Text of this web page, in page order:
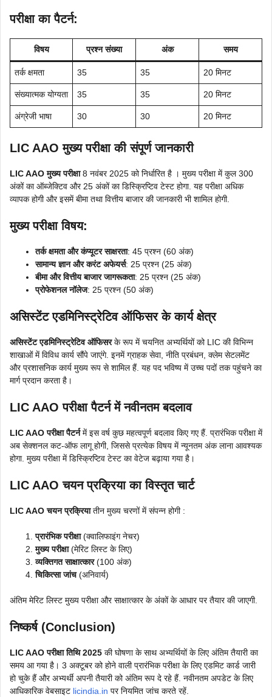
परीक्षा का पैटर्न:
विषय प्रश्न संख्या अंक समय
तर्क क्षमता 35 35 20 मिनट
संख्यात्मक योग्यता 35 35 20 मिनट
अंग्रेजी भाषा 30 30 20 मिनट
LIC AAO मुख्य परीक्षा की संपूर्ण जानकारी
LIC AAO मुख्य परीक्षा8 नवंबर 2025 को निर्धारित है । मुख्य परीक्षा में कुल 300
अंकों का ऑब्जेक्टिव और 25 अंकों का डिस्क्रिप्टिव टेस्ट होगा. यह परीक्षा अधिक
व्यापक होगी और इसमें बीमा तथा वित्तीय बाजार की जानकारी भी शामिल होगी.
मुख्य परीक्षा विषय:
तर्क क्षमता और कंप्यूटर साक्षरता: 45 प्रश्न (60 अंक)
सामान्य ज्ञान और करंट अफेयर्स: 25 प्रश्न (25 अंक)
बीमा और वित्तीय बाजार जागरूकता: 25 प्रश्न (25 अंक)
प्रोफेशनल नॉलेज: 25 प्रश्न (50 अंक)
असिस्टेंट एडमिनिस्ट्रेटिव ऑफिसर के कार्य क्षेत्र
असिस्टेंट एडमिनिस्ट्रेटिव ऑफिसरके रूप में चयनित अभ्यर्थियों को LIC की विभिन्न
शाखाओं में विविध कार्य सौंपे जाएंगे. इनमें ग्राहक सेवा, नीति प्रबंधन, क्लेम सेटलमेंट
और प्रशासनिक कार्य मुख्य रूप से शामिल हैं. यह पद भविष्य में उच्च पदों तक पहुंचने का
मार्ग प्रदान करता है।
LIC AAO परीक्षा पैटर्न में नवीनतम बदलाव
LIC AAO परीक्षा पैटर्नमें इस वर्ष कुछ महत्वपूर्ण बदलाव किए गए हैं. प्रारंभिक परीक्षा में
अब सेक्शनल कट-ऑफ लागू होगी, जिससे प्रत्येक विषय में न्यूनतम अंक लाना आवश्यक
होगा. मुख्य परीक्षा में डिस्क्रिप्टिव टेस्ट का वेटेज बढ़ाया गया है।
LIC AAO चयन प्रक्रिया का विस्तृत चार्ट
LIC AAO चयन प्रक्रियातीन मुख्य चरणों में संपन्न होगी :
प्रारंभिक परीक्षा(क्वालिफाइंग नेचर)
मुख्य परीक्षा(मेरिट लिस्ट के लिए)
व्यक्तिगत साक्षात्कार(100 अंक)
चिकित्सा जांच(अनिवार्य)
अंतिम मेरिट लिस्ट मुख्य परीक्षा और साक्षात्कार के अंकों के आधार पर तैयार की जाएगी.
निष्कर्ष (Conclusion)
LIC AAO परीक्षा तिथि 2025 की घोषणा के साथ अभ्यर्थियों के लिए अंतिम तैयारी का
समय आ गया है। 3 अक्टूबर को होने वाली प्रारंभिक परीक्षा के लिए एडमिट कार्ड जारी
हो चुके हैं और अभ्यर्थी अपनी तैयारी को अंतिम रूप दे रहे हैं. नवीनतम अपडेट के लिए
आधिकारिक वेबसाइट licindia.in पर नियमित जांच करते रहें.